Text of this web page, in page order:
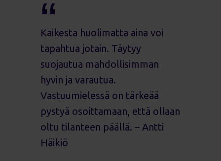
Kaikesta huolimatta aina voi
tapahtua jotain. Täytyy
suojautua mahdollisimman
hyvin ja varautua.
Vastuumielessä on tärkeää
pystyä osoittamaan, että ollaan
oltu tilanteen päällä. – Antti
Häikiö